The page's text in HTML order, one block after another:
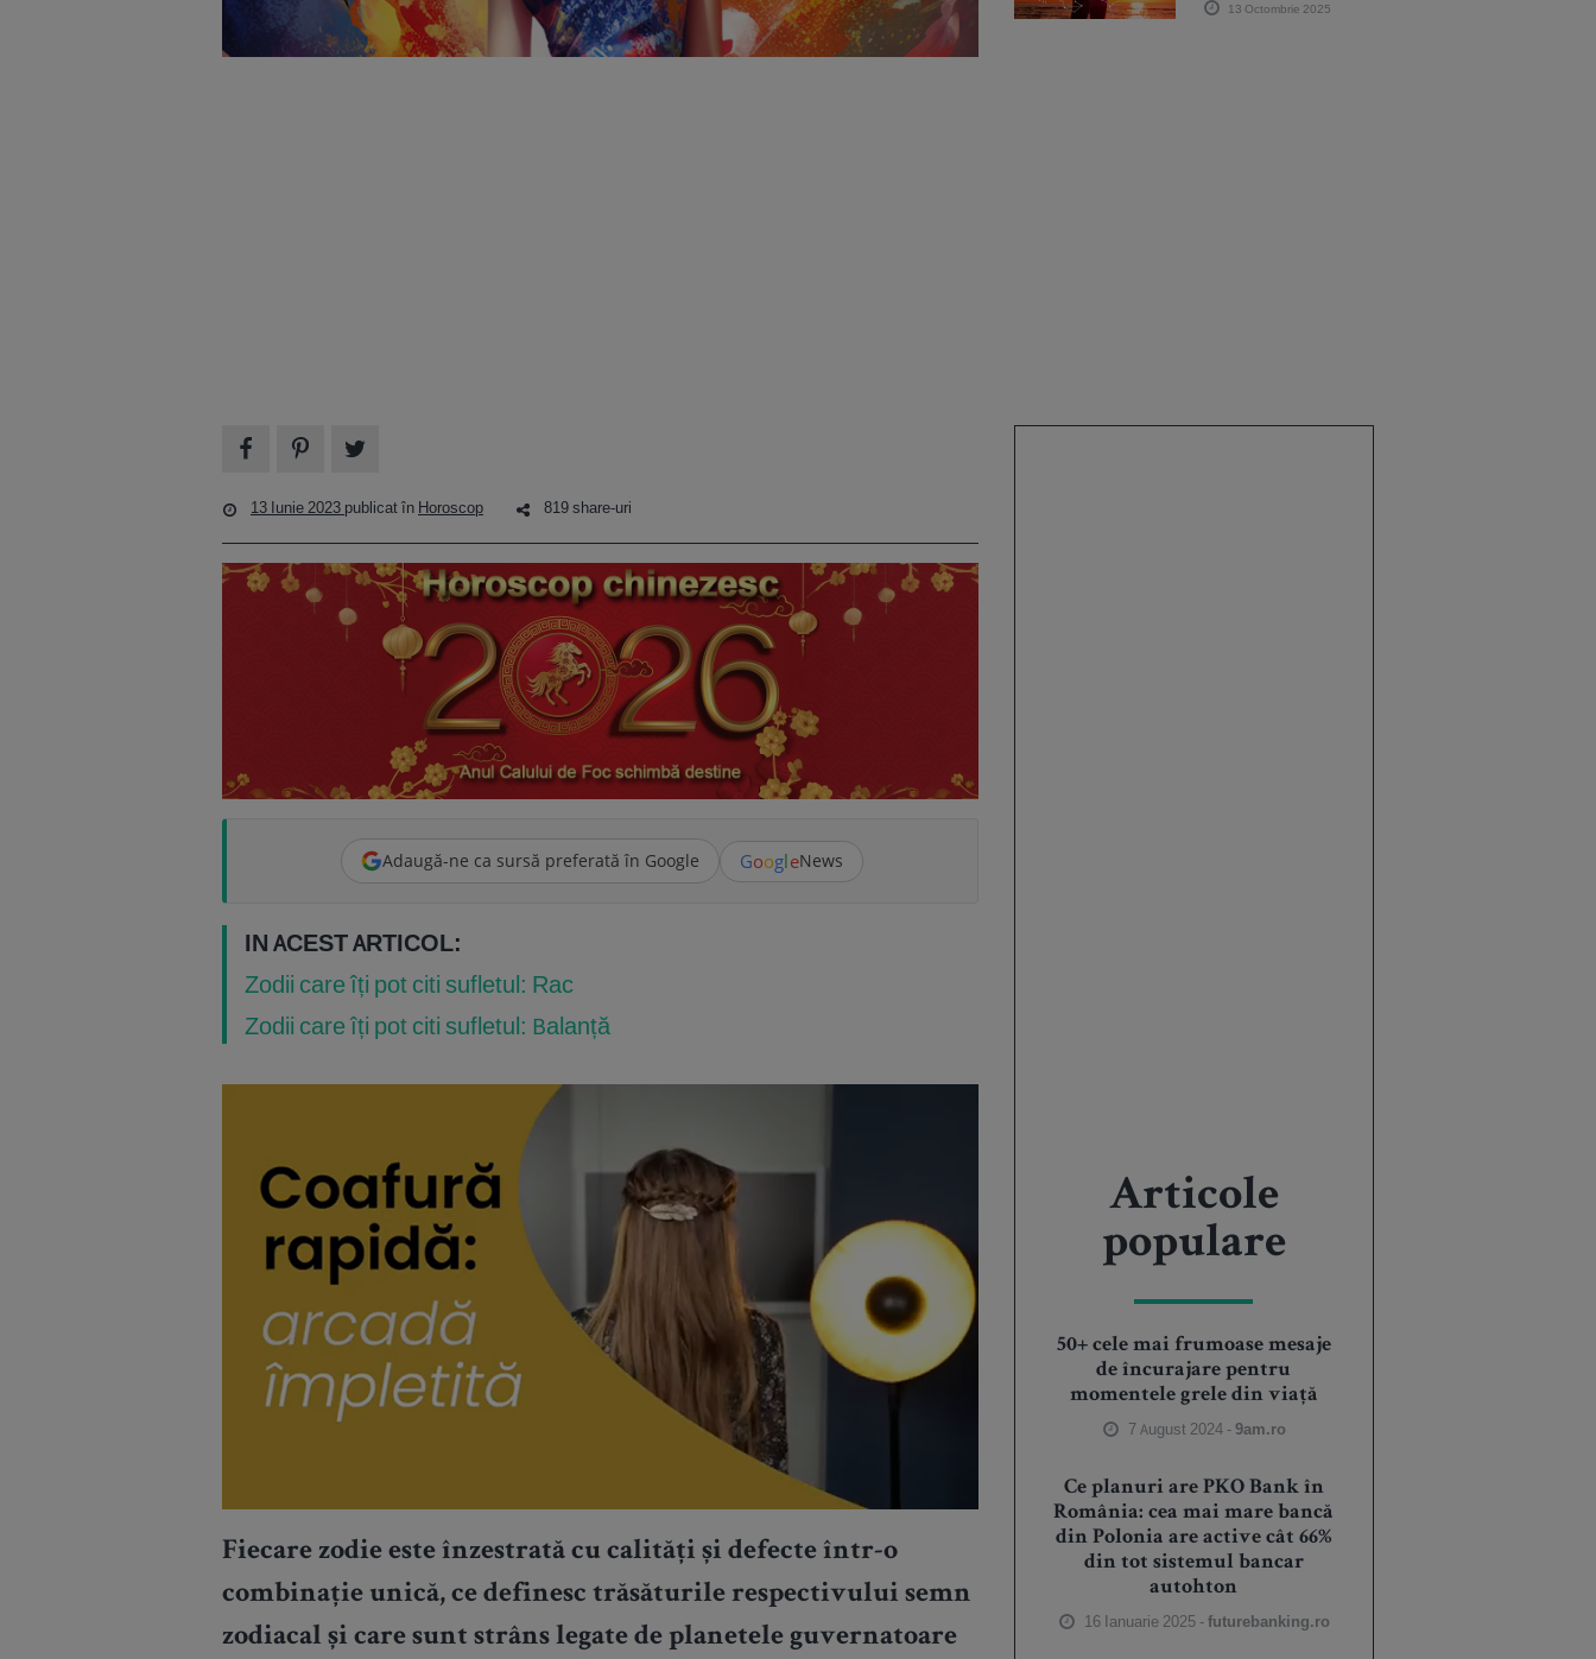
13 Octombrie 2025
13 Iunie 2023 publicat în Horoscop 819 share-uri
Adaugă-ne ca sursă preferată în Google GoogleNews
IN ACEST ARTICOL:
Zodii care îți pot citi sufletul: Rac
Zodii care îți pot citi sufletul: Balanță
Fiecare zodie este înzestrată cu calități și defecte într-o
combinație unică, ce definesc trăsăturile respectivului semn
zodiacal și care sunt strâns legate de planetele guvernatoare
Articole
populare
50+ cele mai frumoase mesaje
de încurajare pentru
momentele grele din viață
7 August 2024 -9am.ro
Ce planuri are PKO Bank în
România: cea mai mare bancă
din Polonia are active cât 66%
din tot sistemul bancar
autohton
16 Ianuarie 2025 -futurebanking.ro